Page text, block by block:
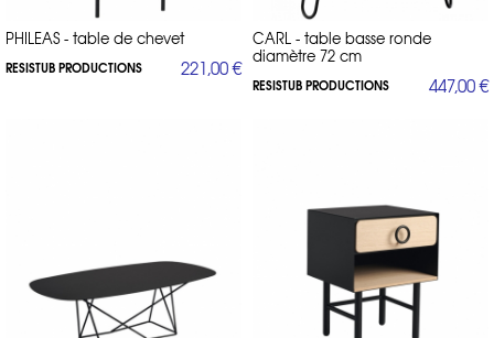
PHILEAS - table de chevet
RESISTUB PRODUCTIONS 221,00 €
CARL - table basse ronde
diamètre 72 cm
RESISTUB PRODUCTIONS 447,00 €